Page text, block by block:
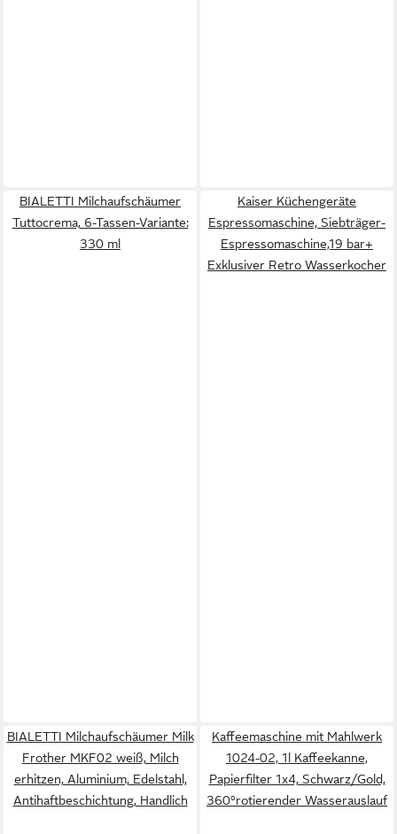
BIALETTI Milchaufschäumer
Tuttocrema, 6-Tassen-Variante:
330 ml
Kaiser Küchengeräte
Espressomaschine, Siebträger-
Espressomaschine,19 bar+
Exklusiver Retro Wasserkocher
BIALETTI Milchaufschäumer Milk
Frother MKF02 weiß, Milch
erhitzen, Aluminium, Edelstahl,
Antihaftbeschichtung, Handlich
Kaffeemaschine mit Mahlwerk
1024-02, 1l Kaffeekanne,
Papierfilter 1x4, Schwarz/Gold,
360°rotierender Wasserauslauf